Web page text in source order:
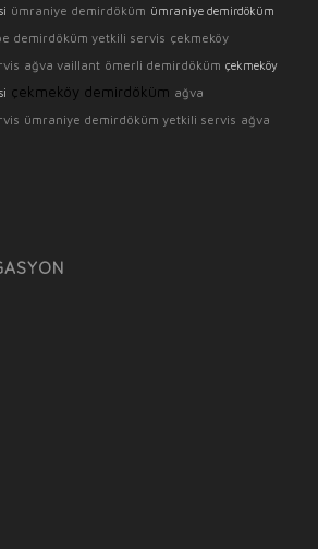
ümraniye demirdöküm ümraniye demirdöküm
demirdöküm yetkili servis çekmeköy
ağva vaillant ömerli demirdöküm çekmeköy
çekmeköy demirdöküm ağva
ümraniye demirdöküm yetkili servis ağva